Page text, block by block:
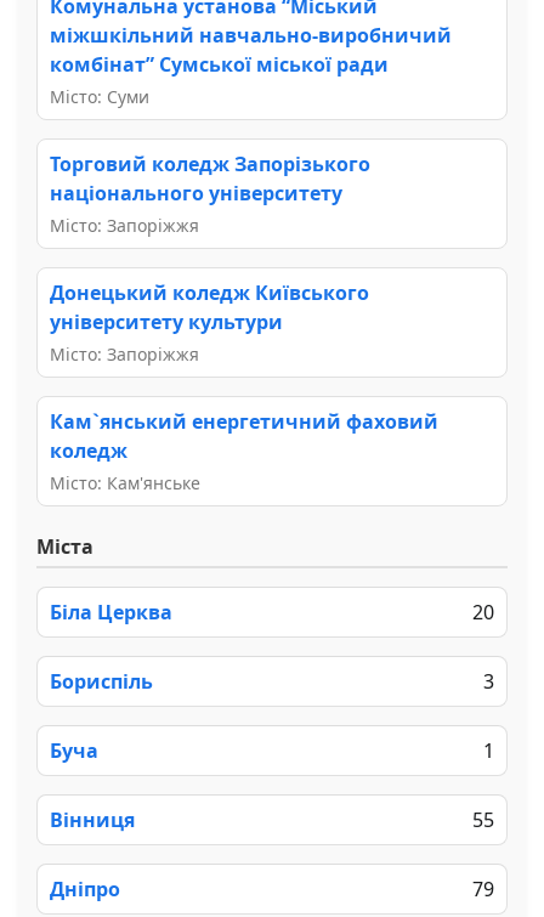
Комунальна установа “Міський
міжшкільний навчально-виробничий
комбінат” Сумської міської ради
Місто: Суми
Торговий коледж Запорізького
національного університету
Місто: Запоріжжя
Донецький коледж Київського
університету культури
Місто: Запоріжжя
Кам`янський енергетичний фаховий
коледж
Місто: Кам'янське
Міста
Біла Церква 20
Бориспіль 3
Буча 1
Вінниця 55
Дніпро 79